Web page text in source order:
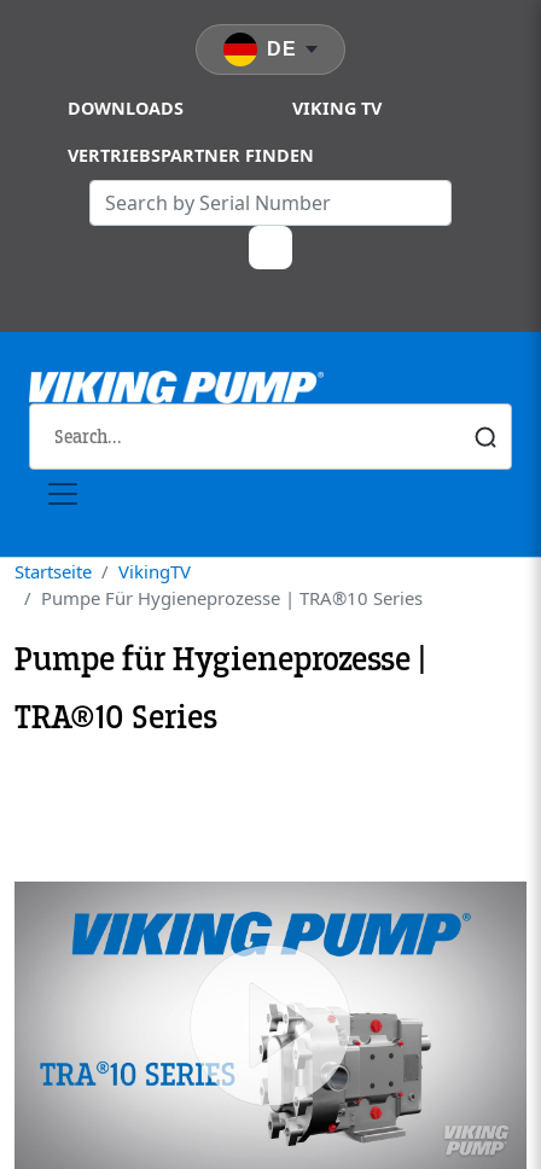
DOWNLOADS VIKING TV
VERTRIEBSPARTNER FINDEN
DE
Startseite
VikingTV
Pumpe Für Hygieneprozesse | TRA®10 Series
Pumpe für Hygieneprozesse |
TRA®10 Series